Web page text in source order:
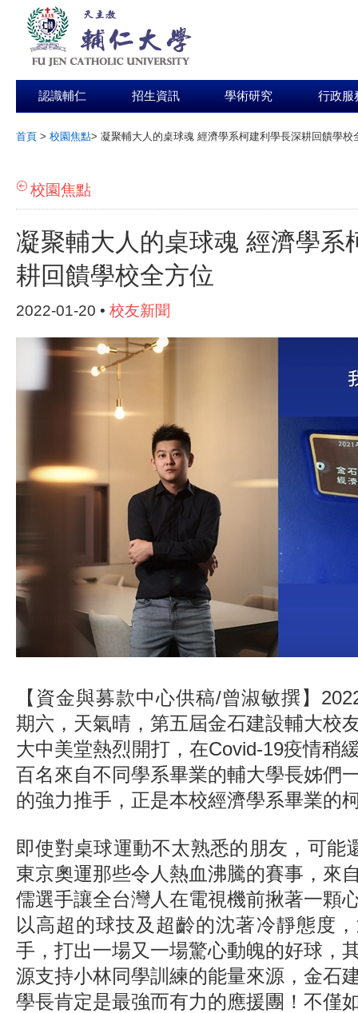
認識輔仁 招生資訊 學術研究 行政服
首頁 > 校園焦點> 凝聚輔大人的桌球魂 經濟學系柯建利學長深耕回饋學校
校園焦點
凝聚輔大人的桌球魂 經濟學系
耕回饋學校全方位
2022-01-20 • 校友新聞
【資金與募款中心供稿/曾淑敏撰】
期六，天氣晴，第五屆金石建設輔大校
大中美堂熱烈開打，在Covid-19疫情稍
百名來自不同學系畢業的輔大學長姊們
的強力推手，正是本校經濟學系畢業的
即使對桌球運動不太熟悉的朋友，可能
東京奧運那些令人熱血沸騰的賽事，來
儒選手讓全台灣人在電視機前揪著一顆
以高超的球技及超齡的沈著冷靜態度
手，打出一場又一場驚心動魄的好球，
源支持小林同學訓練的能量來源，金石
學長肯定是最強而有力的應援團！不僅